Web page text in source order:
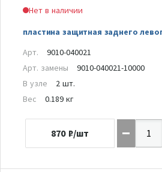
Нет в наличии
пластина защитная заднего
Арт.
9010-040021
Арт. замены
9010-040021-10000
В узле
2 шт.
Вес
0.189 кг
870 ₽/шт